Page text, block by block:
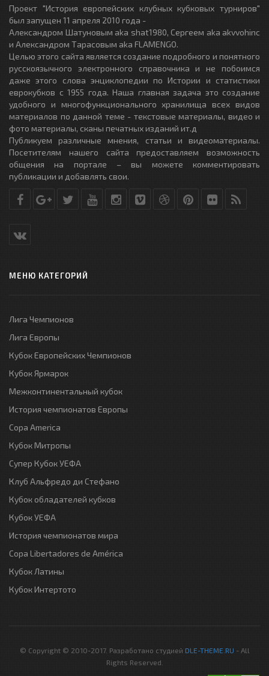
Проект "История европейских клубных кубковых турниров"
был запущен 11 апреля 2010 года -
Александром Шатуновым aka shat1980, Сергеем aka akvvohinc
и Александром Тарасовым aka FLAMENGO.
Целью этого сайта является создание подробного и понятного
русскоязычного электронного справочника и не побоимся
даже этого слова энциклопедии по Истории и статистики
еврокубков с 1955 года. Наша главная задача это создание
удобного и многофункционального хранилища всех видов
материалов по данной теме - текстовые материалы, видео и
фото материалы, сканы печатных изданий ит.д
Публикуем различные мнения, статьи и видеоматериалы.
Посетителям нашего сайта предоставляем возможность
общения на портале – вы можете комментировать
публикации и добавлять свои.
МЕНЮ КАТЕГОРИЙ
Лига Чемпионов
Лига Европы
Кубок Европейских Чемпионов
Кубок Ярмарок
Межконтинентальный кубок
История чемпионатов Европы
Copa America
Кубок Митропы
Супер Кубок УЕФА
Клуб Альфредо ди Стефано
Кубок обладателей кубков
Кубок УЕФА
История чемпионатов мира
Copa Libertadores de América
Кубок Латины
Кубок Интертото
© Copyright © 2010-2017. Разработано студией DLE-THEME.RU - All
Rights Reserved.